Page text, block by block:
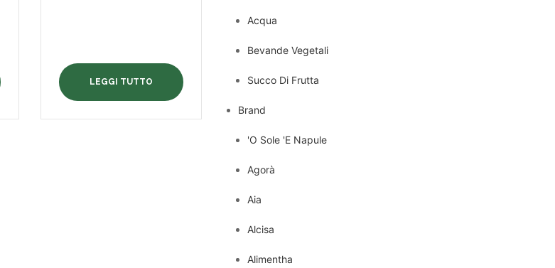
LEGGI TUTTO
Acqua
Bevande Vegetali
Succo Di Frutta
Brand
'O Sole 'E Napule
Agorà
Aia
Alcisa
Alimentha